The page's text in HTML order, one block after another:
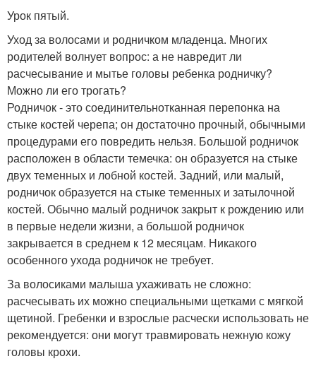
Урок пятый.
Уход за волосами и родничком младенца. Многих
родителей волнует вопрос: а не навредит ли
расчесывание и мытье головы ребенка родничку?
Можно ли его трогать?
Родничок - это соединительнотканная перепонка на
стыке костей черепа; он достаточно прочный, обычными
процедурами его повредить нельзя. Большой родничок
расположен в области темечка: он образуется на стыке
двух теменных и лобной костей. Задний, или малый,
родничок образуется на стыке теменных и затылочной
костей. Обычно малый родничок закрыт к рождению или
в первые недели жизни, а большой родничок
закрывается в среднем к 12 месяцам. Никакого
особенного ухода родничок не требует.
За волосиками малыша ухаживать не сложно:
расчесывать их можно специальными щетками с мягкой
щетиной. Гребенки и взрослые расчески использовать не
рекомендуется: они могут травмировать нежную кожу
головы крохи.